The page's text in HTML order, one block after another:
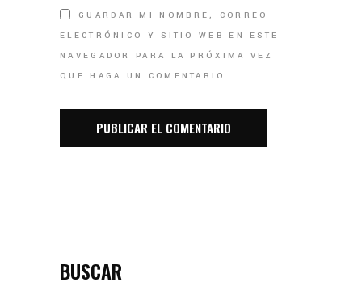
GUARDAR MI NOMBRE, CORREO
ELECTRÓNICO Y SITIO WEB EN ESTE
NAVEGADOR PARA LA PRÓXIMA VEZ
QUE HAGA UN COMENTARIO.
BUSCAR